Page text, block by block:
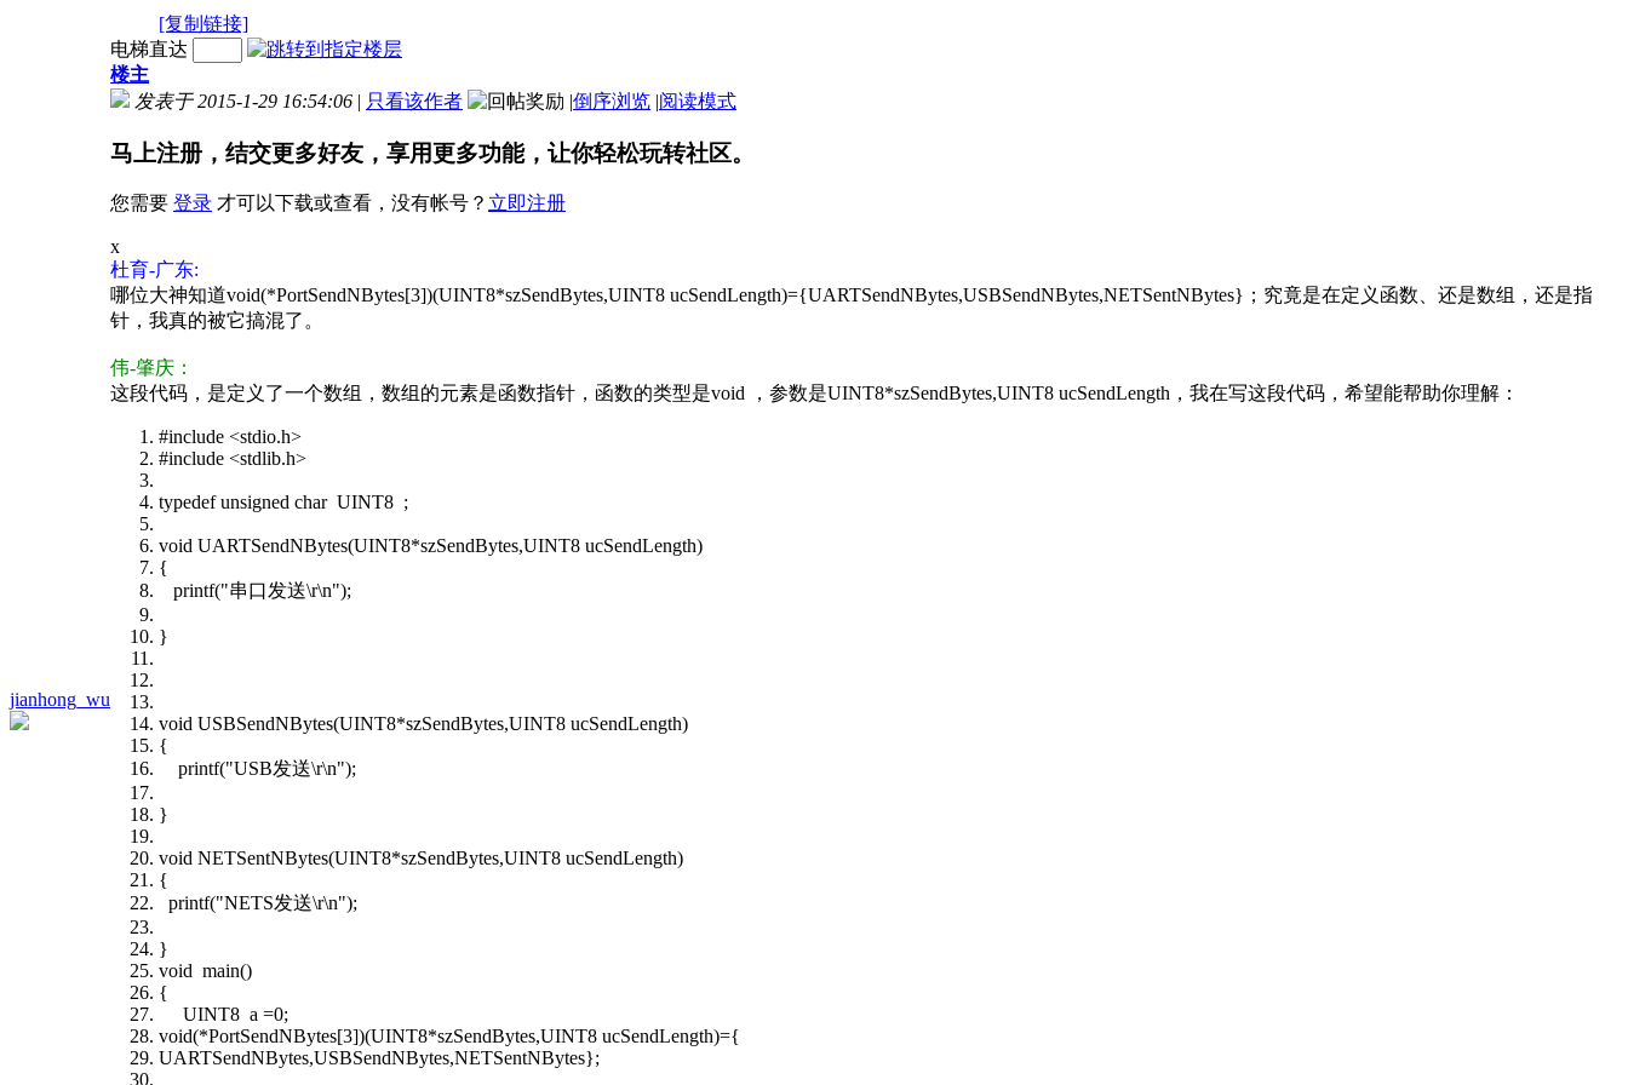
[复制链接]
jianhong_wu
电梯直达
楼主
发表于 2015-1-29 16:54:06 | 只看该作者 |倒序浏览 |阅读模式
马上注册，结交更多好友，享用更多功能，让你轻松玩转社区。
您需要 登录 才可以下载或查看，没有帐号？ 立即注册
x
杜育-广东:
哪位大神知道void(*PortSendNBytes[3])(UINT8*szSendBytes,UINT8 ucSendLength)={UARTSendNBytes,USBSendNBytes,NETSentNBytes}；究竟是在定义函数、还是数组，还是指
针，我真的被它搞混了。
伟-肇庆：
这段代码，是定义了一个数组，数组的元素是函数指针，函数的类型是void ，参数是UINT8*szSendBytes,UINT8 ucSendLength，我在写这段代码，希望能帮助你理解：
#include <stdio.h>
#include <stdlib.h>
typedef unsigned char UINT8 ;
void UARTSendNBytes(UINT8*szSendBytes,UINT8 ucSendLength)
{
printf("串口发送\r\n");
}
void USBSendNBytes(UINT8*szSendBytes,UINT8 ucSendLength)
{
printf("USB发送\r\n");
}
void NETSentNBytes(UINT8*szSendBytes,UINT8 ucSendLength)
{
printf("NETS发送\r\n");
}
void main()
{
UINT8 a =0;
void(*PortSendNBytes[3])(UINT8*szSendBytes,UINT8 ucSendLength)={
UARTSendNBytes,USBSendNBytes,NETSentNBytes};